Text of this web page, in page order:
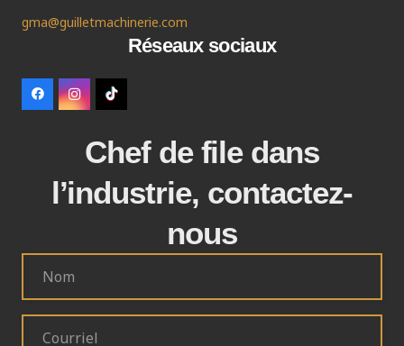
gma@guilletmachinerie.com
Réseaux sociaux
Chef de file dans
l’industrie, contactez-
nous